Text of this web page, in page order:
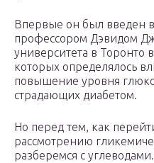
Впервые он был введен
профессором Дэвидом
университета в Торонто
которых определялось
повышение уровня
страдающих диабетом.
Но перед тем, как
рассмотрению
разберемся с углеводами.